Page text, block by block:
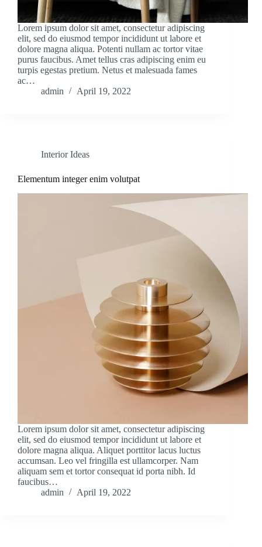
Lorem ipsum dolor sit amet, consectetur adipiscing
elit, sed do eiusmod tempor incididunt ut labore et
dolore magna aliqua. Potenti nullam ac tortor vitae
purus faucibus. Amet tellus cras adipiscing enim eu
turpis egestas pretium. Netus et malesuada fames
ac…
admin
April 19, 2022
Interior Ideas
Elementum integer enim volutpat
Lorem ipsum dolor sit amet, consectetur adipiscing
elit, sed do eiusmod tempor incididunt ut labore et
dolore magna aliqua. Aliquet porttitor lacus luctus
accumsan. Leo vel fringilla est ullamcorper. Nam
aliquam sem et tortor consequat id porta nibh. Id
faucibus…
admin
April 19, 2022